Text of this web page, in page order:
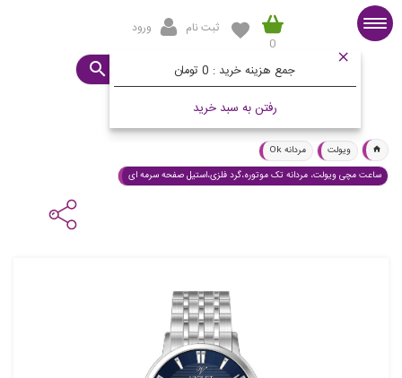
0
جمع هزینه خرید :
رفتن به سبد خرید
ثبت نام ورود
ساعت مورد نظرتان چیست؟
ویولت
مردانه Ok
ساعت مچی ویولت، مردانه تک موتوره،گرد فلزی،استیل صفحه سرمه ای